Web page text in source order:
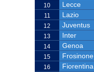
10 Lecce
11 Lazio
12 Juventus
13 Inter
14 Genoa
15 Frosinone
16 Fiorentina